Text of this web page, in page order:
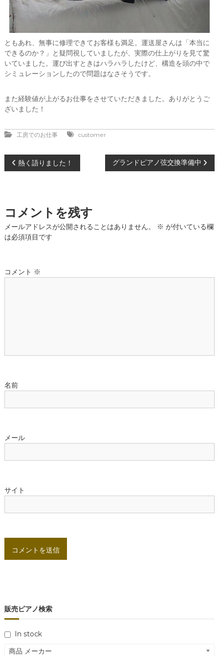
ともあれ、無事に修理できてお客様も満足。運送屋さんは「本当に
できるのか？」と疑問視していましたが、実際の仕上がりを見て驚
いていました。運び出すときはハラハラしたけど、構造を頭の中で
シミュレーションしたので問題はなさそうです。
また経験値が上がるお仕事をさせていただきました。ありがとうご
ざいました！
工房でのお仕事 customer
投
ナ
ビ
ー
熱く語りました！ グランドピアノ弦交換準備中
コメントを残す
メールアドレスが公開されることはありません。 ※ が付いている欄
は必須項目です
コメント ※
名前
メール
サイト
販売ピアノ検索
In stock
商品 メーカー